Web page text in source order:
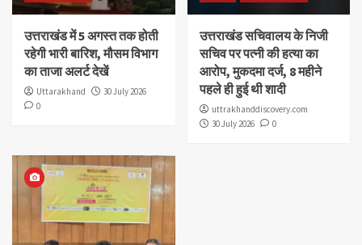
उत्तराखंड में 5 अगस्त तक होती
रहेगी भारी बारिश, मौसम विभाग
का ताजा अलर्ट देखें
Uttarakhand
30 July 2026
0
उत्तराखंड सचिवालय के निजी
सचिव पर पत्नी की हत्या का
आरोप, मुकदमा दर्ज, 8 महीने
पहले ही हुई थी शादी
uttrakhanddiscovery.com
30 July 2026
0